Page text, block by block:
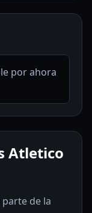
por ahora
Atletico
de la